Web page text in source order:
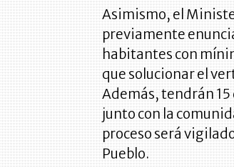
Asimismo, el
previamente
habitantes con
que solucionar el
Además, tendrán 15
junto con la
proceso será
Pueblo.